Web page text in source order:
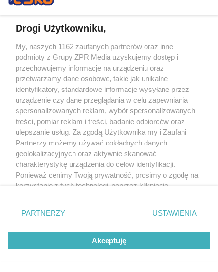
Drogi Użytkowniku,
My, naszych 1162 zaufanych partnerów oraz inne
podmioty z Grupy ZPR Media uzyskujemy dostęp i
przechowujemy informacje na urządzeniu oraz
przetwarzamy dane osobowe, takie jak unikalne
identyfikatory, standardowe informacje wysyłane przez
urządzenie czy dane przeglądania w celu zapewniania
spersonalizowanych reklam, wybór spersonalizowanych
treści, pomiar reklam i treści, badanie odbiorców oraz
ulepszanie usług. Za zgodą Użytkownika my i Zaufani
Partnerzy możemy używać dokładnych danych
geolokalizacyjnych oraz aktywnie skanować
charakterystykę urządzenia do celów identyfikacji.
Ponieważ cenimy Twoją prywatność, prosimy o zgodę na
korzystanie z tych technologii poprzez kliknięcie
zmienić/wycofać klikając przycisk ustawień prywatności
znajdujący się w lewym dolnym rogu strony
rodzaje przetwarzania danych nie wymagają zgody
użytkownika, ale masz prawo sprzeciwić się takiemu
przetwarzaniu. Preferencje będą miały zastosowanie tylko
PARTNERZY USTAWIENIA
Akceptuję